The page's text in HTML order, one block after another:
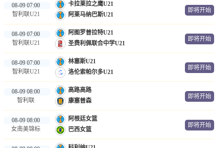
08-09 07:00
智利联U21
卡拉莱拉之鹰U21
阿莱马纳巴斯U21
即将开始
08-09 07:00
智利联U21
阿图罗普拉特U21
圣费利佩联合中学U21
即将开始
08-09 07:00
智利联U21
林塞斯U21
洛伦索帕尔多U21
即将开始
08-09 08:00
智利联
高路高路
康塞普森
即将开始
08-09 08:00
女南美锦标
阿根廷女篮
巴西女篮
即将开始